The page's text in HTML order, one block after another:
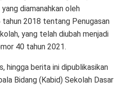
diamanahkan oleh
2018 tentang Penugasan
yang telah diubah menjadi
40 tahun 2021.
hingga berita ini dipublikasikan
Bidang (Kabid) Sekolah Dasar